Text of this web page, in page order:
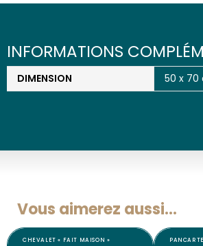
INFORMATIONS
DIMENSION 50 x 70
Vous aimerez aussi...
CHEVALET « FAIT MAISON »